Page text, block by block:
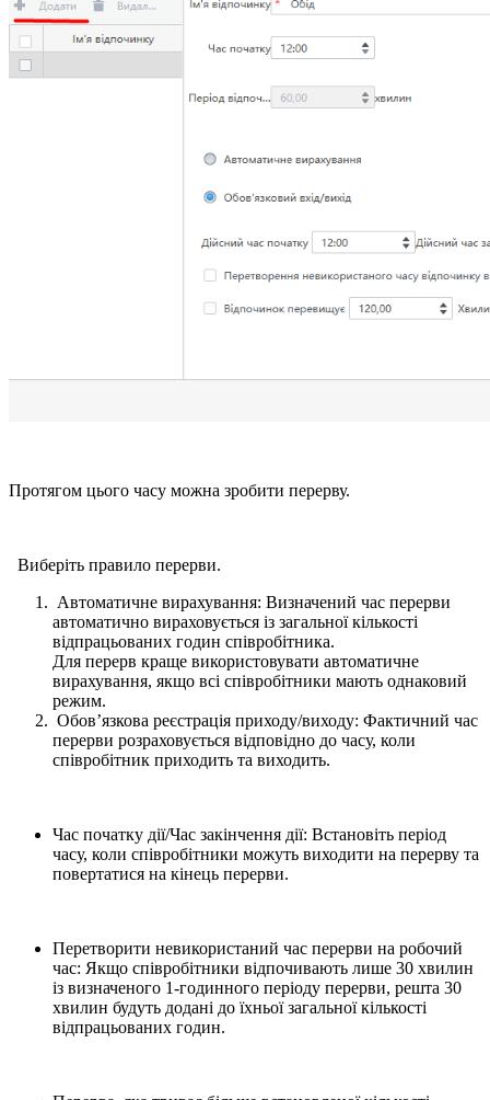
Протягом цього часу можна зробити перерву.
Виберіть правило перерви.
Автоматичне вирахування: Визначений час перерви
автоматично вираховується із загальної кількості
відпрацьованих годин співробітника.
Для перерв краще використовувати автоматичне
вирахування, якщо всі співробітники мають однаковий
режим.
Обов’язкова реєстрація приходу/виходу: Фактичний час
перерви розраховується відповідно до часу, коли
співробітник приходить та виходить.
Час початку дії/Час закінчення дії: Встановіть період
часу, коли співробітники можуть виходити на перерву та
повертатися на кінець перерви.
Перетворити невикористаний час перерви на робочий
час: Якщо співробітники відпочивають лише 30 хвилин
із визначеного 1-годинного періоду перерви, решта 30
хвилин будуть додані до їхньої загальної кількості
відпрацьованих годин.